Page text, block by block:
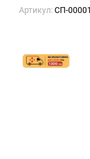
Артикул:СП-